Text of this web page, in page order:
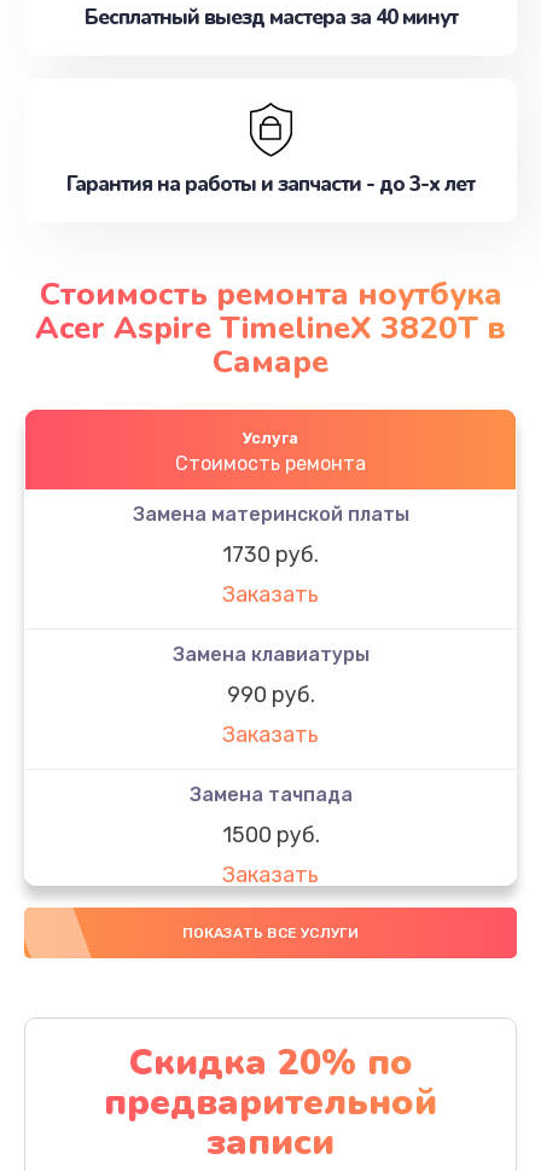
Бесплатный выезд мастера за 40 минут
Гарантия на работы и запчасти - до 3-х лет
Стоимость ремонта ноутбука
Acer Aspire TimelineX 3820T в
Самаре
Услуга
Стоимость ремонта
Замена материнской платы
1730 руб.
Заказать
Замена клавиатуры
990 руб.
Заказать
Замена тачпада
1500 руб.
Заказать
Замена южного моста
Заказать
Чистка от пыли
1060 руб.
Заказать
ПОКАЗАТЬ ВСЕ УСЛУГИ
Скидка 20% по
предварительной
записи